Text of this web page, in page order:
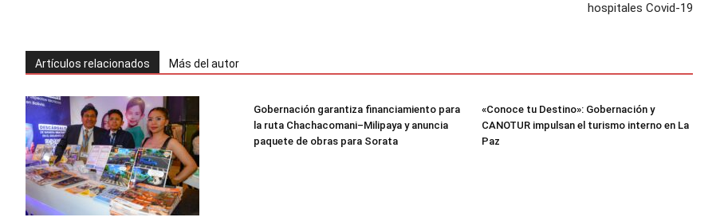
hospitales Covid-19
Artículos relacionados Más del autor
Gobernación garantiza financiamiento para
la ruta Chachacomani–Milipaya y anuncia
paquete de obras para Sorata
«Conoce tu Destino»: Gobernación y
CANOTUR impulsan el turismo interno en La
Paz